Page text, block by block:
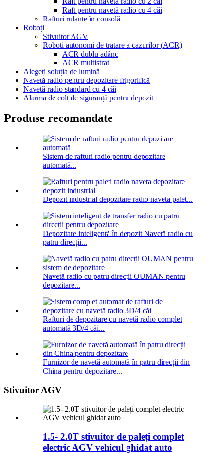
Raft pentru navetă radio cu 4 căi
Rafturi rulante în consolă
Roboți
Stivuitor AGV
Roboti autonomi de tratare a cazurilor (ACR)
ACR dublu adânc
ACR multistrat
Alegeți soluția de lumină
Navetă radio pentru depozitare frigorifică
Navetă radio standard cu 4 căi
Alarma de colț de siguranță pentru depozit
Produse recomandate
Sistem de rafturi radio pentru depozitare
automată...
Depozit industrial depozitare radio navetă palet...
Depozitare inteligentă în depozit Navetă radio cu
patru direcții...
Navetă radio cu patru direcții OUMAN pentru
depozitare...
Rafturi de depozitare cu navetă radio complet
automată 3D/4 căi...
Furnizor de navetă automată în patru direcții din
China pentru depozitare...
Stivuitor AGV
1.5- 2.0T stivuitor de paleți complet
electric AGV vehicul ghidat auto